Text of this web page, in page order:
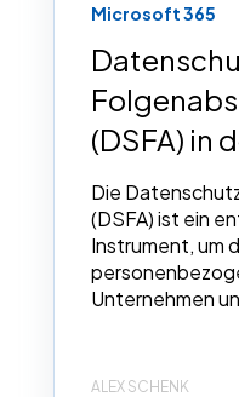
Microsoft 365
(DSFA) in
Die
(DSFA) ist ein
Instrument, um
Unternehmen
ALEX SCHENK